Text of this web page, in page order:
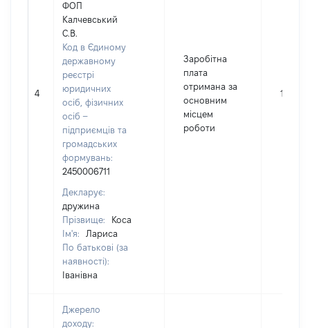
4
ФОП
Калчевський
С.В.
Код в Єдиному
державному
реєстрі
юридичних
осіб, фізичних
осіб –
підприємців та
громадських
формувань:
2450006711
Декларує:
дружина
Прізвище:
Коса
Ім'я:
Лариса
По батькові (за
наявності):
Іванівна
Заробітна
плата
отримана за
основним
місцем
роботи
13455
Джерело
доходу: